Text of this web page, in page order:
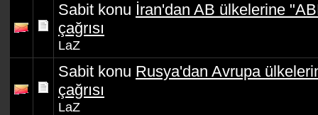
Sabit konu İran'dan AB ülkelerine
çağrısı
LaZ
Sabit konu Rusya'dan Avrupa
çağrısı
LaZ